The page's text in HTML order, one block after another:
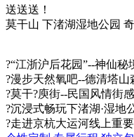
送送送！
莫干山 下渚湖湿地公园
?“江浙沪后花园”--神仙秘
?漫步天然氧吧--德清塔山
?莫干?庾街--民国风情街
?沉浸式畅玩下渚湖·湿地
?走进京杭大运河线上重